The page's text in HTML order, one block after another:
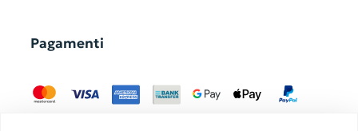
Pagamenti